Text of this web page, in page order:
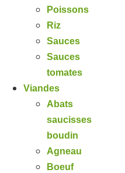
Poissons
Riz
Sauces
Sauces
tomates
Viandes
Abats
saucisses
boudin
Agneau
Boeuf